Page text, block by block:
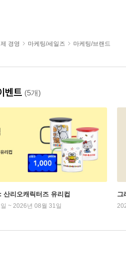
경영 마케팅/세일즈 마케팅/브랜드
벤트 (5개)
산리오캐릭터즈 유리컵
~ 2026년 08월 31일
그